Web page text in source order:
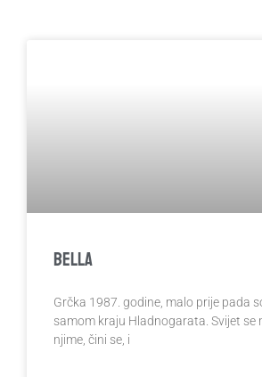
Bella
Grčka 1987. godine, malo prije pada
samom kraju Hladnogarata. Svijet se
njime, čini se, i